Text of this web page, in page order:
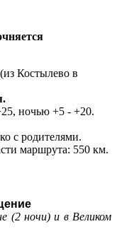
Костылево в
ночью +5 - +20.
с родителями.
маршрута: 550 км.
(2 ночи) и в Великом